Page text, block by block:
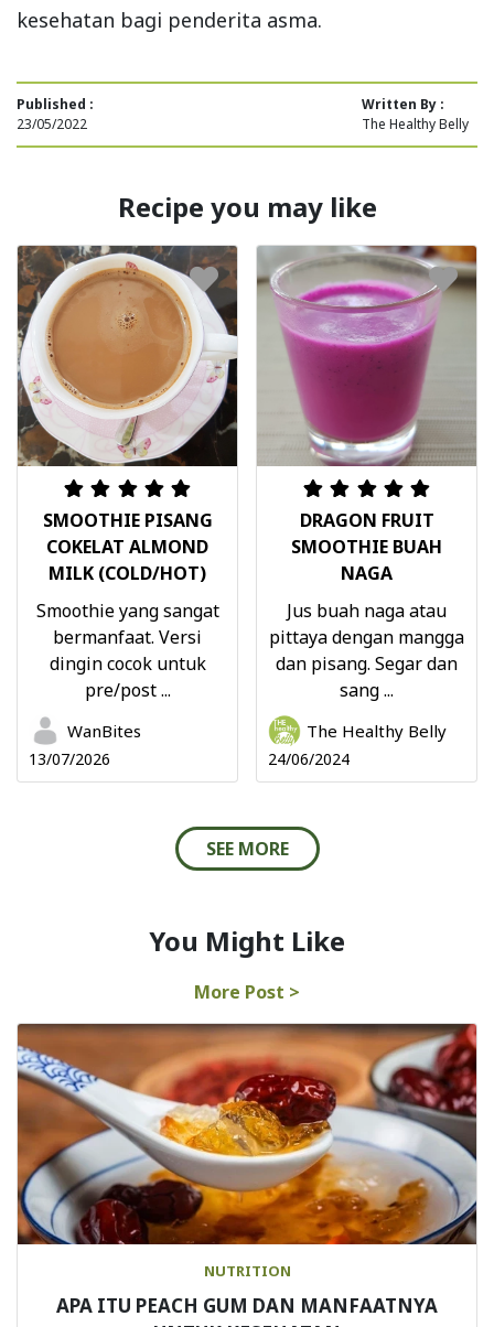
kesehatan bagi penderita asma.
Published :
23/05/2022
Written By :
The Healthy Belly
Recipe you may like
SMOOTHIE PISANG
COKELAT ALMOND
MILK (COLD/HOT)
Smoothie yang sangat
bermanfaat. Versi
dingin cocok untuk
pre/post ...
WanBites
13/07/2026
DRAGON FRUIT
SMOOTHIE BUAH
NAGA
Jus buah naga atau
pittaya dengan mangga
dan pisang. Segar dan
sang ...
The Healthy Belly
24/06/2024
SEE MORE
You Might Like
More Post >
NUTRITION
APA ITU PEACH GUM DAN MANFAATNYA